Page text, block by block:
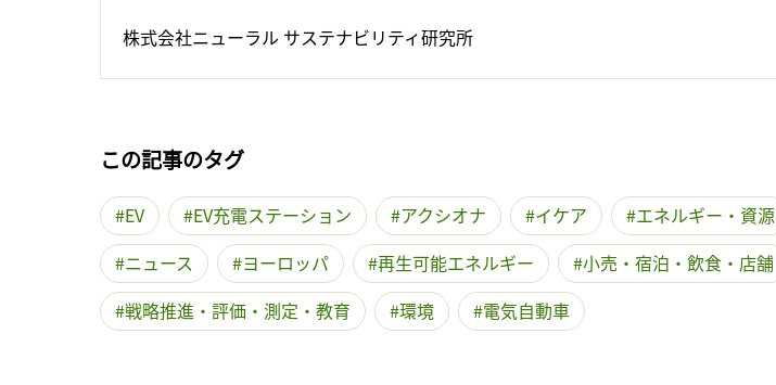
株式会社ニューラル サステナビリティ研究所
この記事のタグ
EV EV充電ステーション アクシオナ イケア エネルギー・資源
ニュース
ヨーロッパ 再生可能エネルギー
小売・宿泊・飲食・店舗
戦略推進・評価・測定・教育
環境 電気自動車